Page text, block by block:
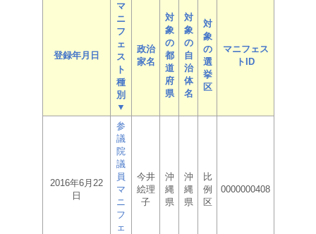
登録年月日
マ
ニ
フ
ェ
ス
ト
種
別
▼
政治
家名
対
象
の
都
道
府
県
対
象
の
自
治
体
名
対
象
の
選
挙
区
マニフェス
トID
2016年6月22
日
参
議
院
議
員
マ
ニ
フ
ェ
今井
絵理
子
沖
縄
県
沖
縄
県
比
例
区
0000000408